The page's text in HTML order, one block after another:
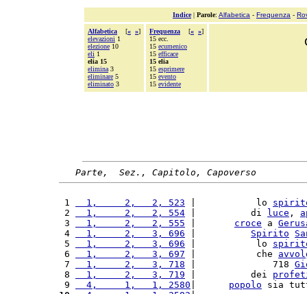
Indice| Parole: Alfabetica - Frequenza -
Alfabetica [« »]
elevazioni 1
elezione 10
eli 1
elia 15
elimina 3
eliminare 5
eliminato 3
Frequenza [« »]
15 ecc.
15 ecumenico
15 efficace
15 elia
15 esprimere
15 evento
15 evidente
Parte,  Sez., Capitolo, Capoverso
1
  1,     2,   2, 523
|           lo
2
  1,     2,   2, 554
|          di luce ,
3
  1,     2,   2, 555
croce a
4
  1,     2,   3, 696
Spirito
5
  1,     2,   3, 696
|           lo
6
  1,     2,   3, 697
|           che
7
  1,     2,   3, 718
|              718
8
  1,     2,   3, 719
|          dei
9
  4,     1,   1, 2580
popolo sia